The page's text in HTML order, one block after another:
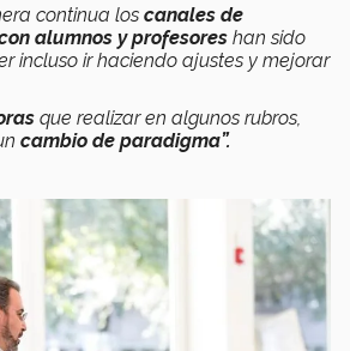
continua los canales de
alumnos y profesores han sido
incluso ir haciendo ajustes y mejorar
que realizar en algunos rubros,
cambio de paradigma”.